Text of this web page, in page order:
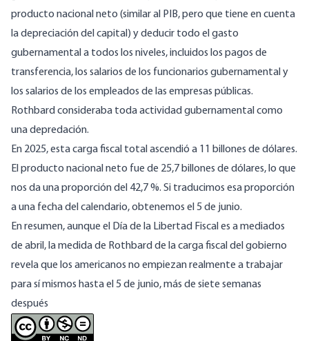
producto nacional neto (similar al PIB, pero que tiene en cuenta
la depreciación del capital) y deducir todo el gasto
gubernamental a todos los niveles, incluidos los pagos de
transferencia, los salarios de los funcionarios gubernamental y
los salarios de los empleados de las empresas públicas.
Rothbard consideraba toda actividad gubernamental como
una depredación.
En 2025, estacarga fiscal total ascendió a 11 billones de dólares.
El producto nacional neto fue de 25,7 billones de dólares, lo que
nos da una proporción del 42,7 %. Si traducimos esa proporción
a una fecha del calendario, obtenemos el 5 de junio.
En resumen, aunque el Día de la Libertad Fiscal es a mediados
de abril, la medida de Rothbard de la carga fiscal del gobierno
revela que los americanos no empiezan realmente a trabajar
para sí mismos hasta el 5 de junio, más de siete semanas
después